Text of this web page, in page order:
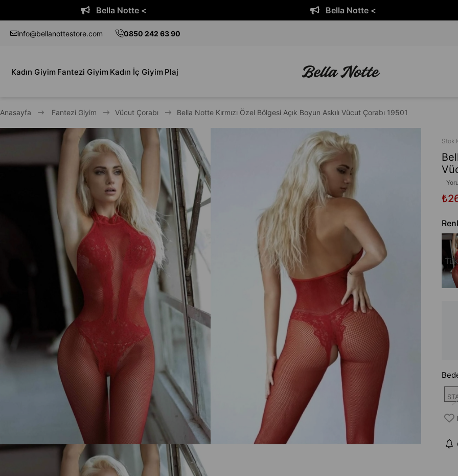
Bella Notte < Bella Notte <
info@bellanottestore.com 0850 242 63 90
Kadın Giyim Fantezi Giyim Kadın İç Giyim Plaj
Anasayfa Fantezi Giyim Vücut Çorabı Bella Notte Kırmızı Özel Bölgesi Açık Boyun Askılı Vücut Çorabı 19501
Stok